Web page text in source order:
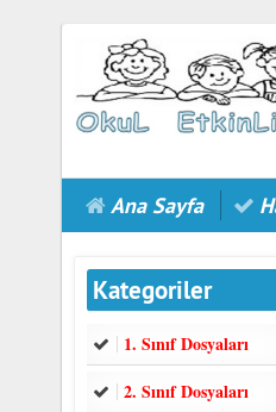
Ana Sayfa
Kategoriler
1. Sınıf Dosyaları
2. Sınıf Dosyaları